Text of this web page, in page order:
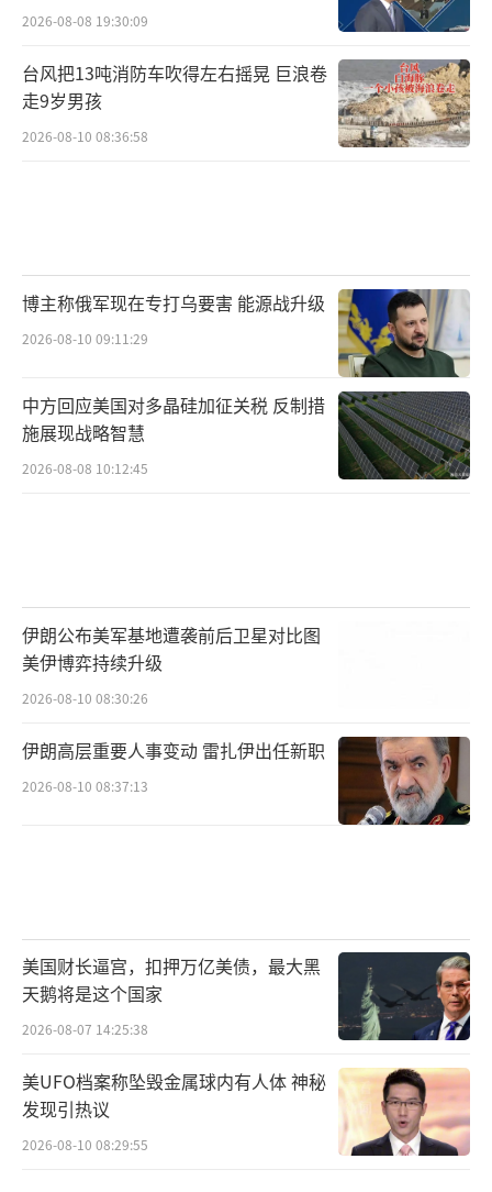
2026-08-08 19:30:09
台风把13吨消防车吹得左右摇晃 巨浪卷
走9岁男孩
2026-08-10 08:36:58
博主称俄军现在专打乌要害 能源战升级
2026-08-10 09:11:29
中方回应美国对多晶硅加征关税 反制措
施展现战略智慧
2026-08-08 10:12:45
伊朗公布美军基地遭袭前后卫星对比图
美伊博弈持续升级
2026-08-10 08:30:26
伊朗高层重要人事变动 雷扎伊出任新职
2026-08-10 08:37:13
美国财长逼宫，扣押万亿美债，最大黑
天鹅将是这个国家
2026-08-07 14:25:38
美UFO档案称坠毁金属球内有人体 神秘
发现引热议
2026-08-10 08:29:55